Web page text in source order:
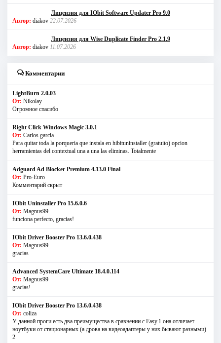
Лицензия для IObit Software Updater Pro 9.0
Автор: diakov 22.07.2026
Лицензия для Wise Duplicate Finder Pro 2.1.9
Автор: diakov 11.07.2026
Комментарии
LightBurn 2.0.03
От: Nikolay
Огромное спасибо
Right Click Windows Magic 3.0.1
От: Carlos garcia
Para quitar toda la porqueria que instala en hibituninstaller (gratuito) opcion
herramientas del contextual una a una las eliminas. Totalmente
Adguard Ad Blocker Premium 4.13.0 Final
От: Pro-Euro
Комментарий скрыт
IObit Uninstaller Pro 15.6.0.6
От: Magnus99
funciona perfecto, gracias!
IObit Driver Booster Pro 13.6.0.438
От: Magnus99
gracias
Advanced SystemCare Ultimate 18.4.0.114
От: Magnus99
gracias!
IObit Driver Booster Pro 13.6.0.438
От: coliza
У данной проги есть два преимущества в сравнении с Easy.1 она отличает
ноутбуки от стационарных (а дрова на видеоадаптеры у них бывают разными)
2